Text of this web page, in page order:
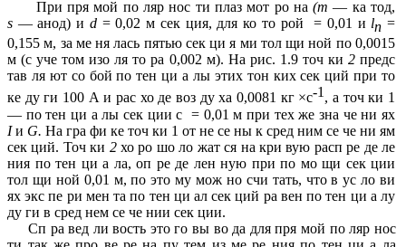
При пря мой по ляр нос ти плаз мот ро на(т— ка тод,
s — анод) и d = 0,02 м сек ция, для ко то рой = 0,01 и ln =
0,155 м, за ме ня лась пятью сек ци я ми тол щи ной по 0,0015
м (с уче том изо ля то ра 0,002 м). На рис. 1.9 точ ки 2 предс
тав ля ют со бой по тен ци а лы этих тон ких сек ций при то
ке ду ги 100 А и рас хо де воз ду ха 0,0081 кг ×с-1 , а точ ки 1
— по тен ци а лы сек ции с = 0,01 м при тех же зна че ни ях
Iи G. На гра фи ке точ ки 1 от не се ны к сред ним се че ни ям
сек ций. Точ ки 2хо ро шо ло жат ся на кри вую расп ре де ле
ния по тен ци а ла, оп ре де лен ную при по мо щи сек ции
тол щи ной 0,01 м, по это му мож но счи тать, что в ус ло ви
ях экс пе ри мен та по тен ци ал сек ций ра вен по тен ци а лу
ду ги в сред нем се че нии сек ции.
Сп ра вед ли вость это го вы во да для пря мой по ляр нос